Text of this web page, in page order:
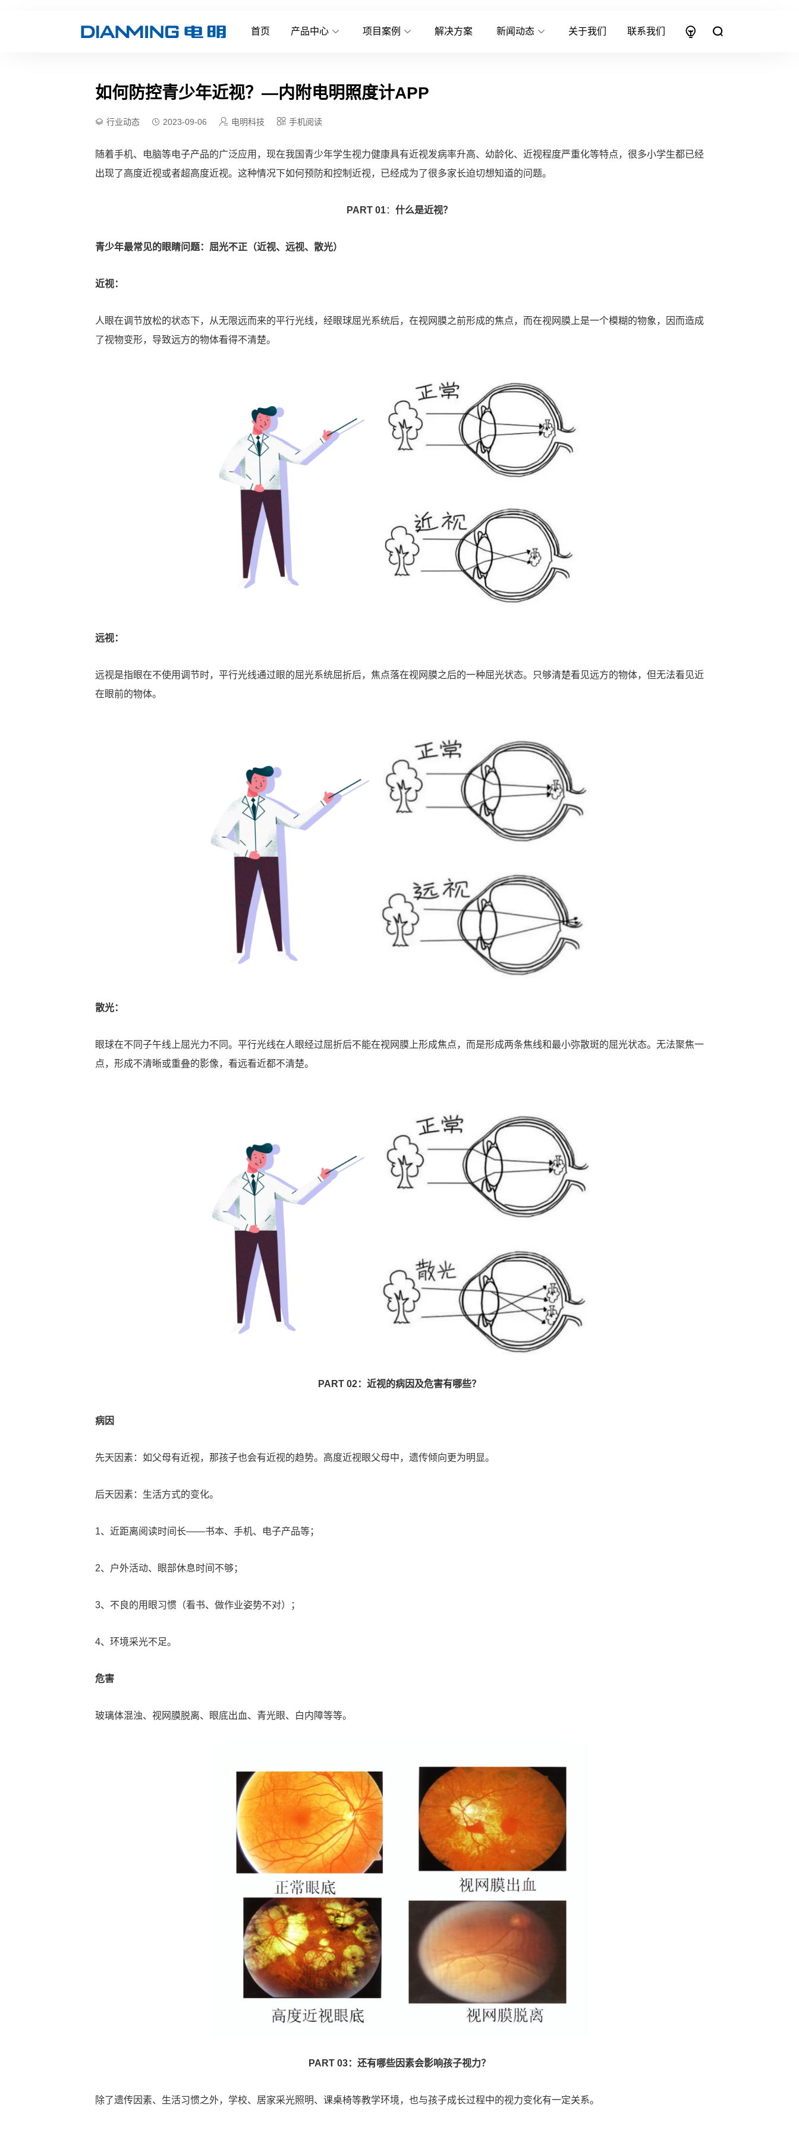
首页 产品中心 项目案例 解决方案 新闻动态 关于我们 联系我们
如何防控青少年近视？—内附电明照度计APP
行业动态 2023-09-06 电明科技 手机阅读
随着手机、电脑等电子产品的广泛应用，现在我国青少年学生视力健康具有近视发病率升高、幼龄化、近视程度严重化等特点，很多小学生都已经
出现了高度近视或者超高度近视。这种情况下如何预防和控制近视，已经成为了很多家长迫切想知道的问题。
PART 01： 什么是近视？
青少年最常见的眼睛问题：屈光不正（近视、远视、散光）
近视：
人眼在调节放松的状态下，从无限远而来的平行光线，经眼球屈光系统后，在视网膜之前形成的焦点，而在视网膜上是一个模糊的物象，因而造成
了视物变形，导致远方的物体看得不清楚。
远视：
远视是指眼在不使用调节时，平行光线通过眼的屈光系统屈折后，焦点落在视网膜之后的一种屈光状态。只够清楚看见远方的物体，但无法看见近
在眼前的物体。
散光：
眼球在不同子午线上屈光力不同。平行光线在人眼经过屈折后不能在视网膜上形成焦点，而是形成两条焦线和最小弥散斑的屈光状态。无法聚焦一
点，形成不清晰或重叠的影像，看远看近都不清楚。
PART 02：近视的病因及危害有哪些？
病因
先天因素：如父母有近视，那孩子也会有近视的趋势。高度近视眼父母中，遗传倾向更为明显。
后天因素：生活方式的变化。
1、近距离阅读时间长——书本、手机、电子产品等；
2、户外活动、眼部休息时间不够；
3、不良的用眼习惯（看书、做作业姿势不对）；
4、环境采光不足。
危害
玻璃体混浊、视网膜脱离、眼底出血、青光眼、白内障等等。
PART 03：还有哪些因素会影响孩子视力？
除了遗传因素、生活习惯之外，学校、居家采光照明、课桌椅等教学环境，也与孩子成长过程中的视力变化有一定关系。